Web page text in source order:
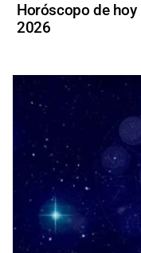
Horóscopo de
2026